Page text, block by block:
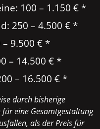
100 – 1.150 € *
250 – 4.500 € *
9.500 € *
– 14.500 € *
– 16.500 € *
durch bisherige
eine Gesamtgestaltung
als der Preis für